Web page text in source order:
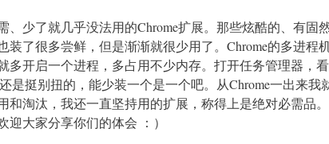
、少了就几乎没法用的Chrome扩展。那些炫酷的、有固
装了很多尝鲜，但是渐渐就很少用了。Chrome的多进程
多开启一个进程，多占用不少内存。打开任务管理器，
是挺别扭的，能少装一个是一个吧。从Chrome一出来我
和淘汰，我还一直坚持用的扩展，称得上是绝对必需品
大家分享你们的体会 ：）